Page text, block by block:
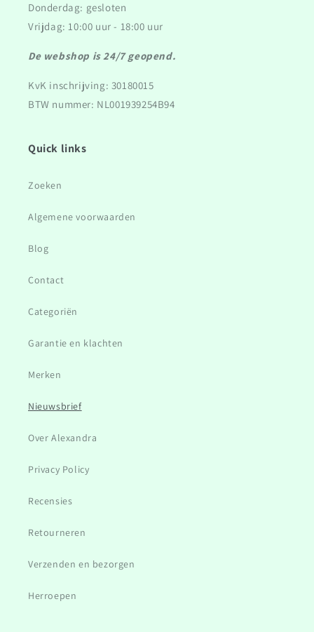
Donderdag: gesloten
Vrijdag: 10:00 uur - 18:00 uur
De webshop is 24/7 geopend.
KvK inschrijving: 30180015
BTW nummer: NL001939254B94
Quick links
Zoeken
Algemene voorwaarden
Blog
Contact
Categoriën
Garantie en klachten
Merken
Nieuwsbrief
Over Alexandra
Privacy Policy
Recensies
Retourneren
Verzenden en bezorgen
Herroepen